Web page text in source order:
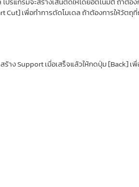
เพื่อทำการตัดโมเดล ถ้าต้องการให้วัตถุ
าง Support เมื่อเสร็จแล้วให้กดปุ่ม [Back] เ